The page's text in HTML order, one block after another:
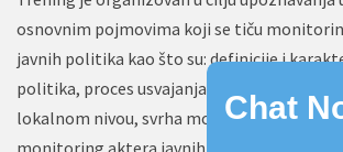
osnovnim pojmovima koji se tiču
javnih politika kao što su: definicije i
politika, proces usvajanja javnih politika
lokalnom nivou, svrha monitoringa javnih
monitoring aktera javnih politika, vrste
Chat